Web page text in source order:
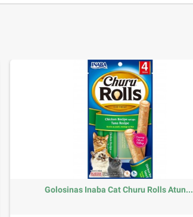
Golosinas Inaba Cat Churu Rolls Atun...